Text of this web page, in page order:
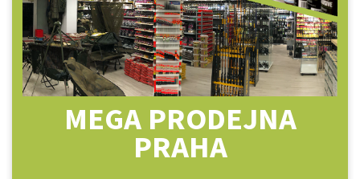
MEGA PRODEJNA
PRAHA